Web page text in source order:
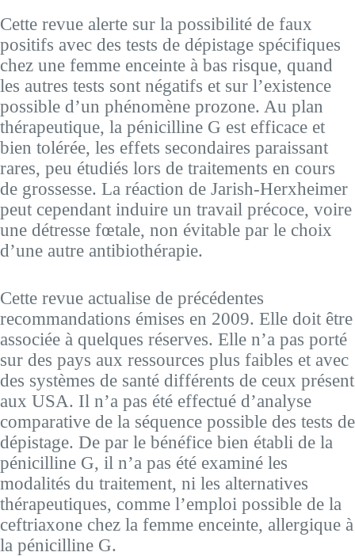
Cette revue alerte sur la possibilité de faux
positifs avec des tests de dépistage spécifiques
chez une femme enceinte à bas risque, quand
les autres tests sont négatifs et sur l’existence
possible d’un phénomène prozone. Au plan
thérapeutique, la pénicilline G est efficace et
bien tolérée, les effets secondaires paraissant
rares, peu étudiés lors de traitements en cours
de grossesse. La réaction de Jarish-Herxheimer
peut cependant induire un travail précoce, voire
une détresse fœtale, non évitable par le choix
d’une autre antibiothérapie.
Cette revue actualise de précédentes
recommandations émises en 2009. Elle doit être
associée à quelques réserves. Elle n’a pas porté
sur des pays aux ressources plus faibles et avec
des systèmes de santé différents de ceux présent
aux USA. Il n’a pas été effectué d’analyse
comparative de la séquence possible des tests de
dépistage. De par le bénéfice bien établi de la
pénicilline G, il n’a pas été examiné les
modalités du traitement, ni les alternatives
thérapeutiques, comme l’emploi possible de la
ceftriaxone chez la femme enceinte, allergique à
la pénicilline G.